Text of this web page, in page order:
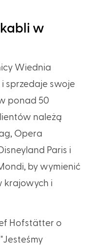
w
Wiednia
sprzedaje swoje
ponad 50
należą
Opera
Paris i
by wymienić
krajowych i
Hofstätter o